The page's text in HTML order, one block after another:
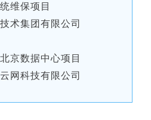
维保项目
术集团有限公司
京数据中心项目
网科技有限公司